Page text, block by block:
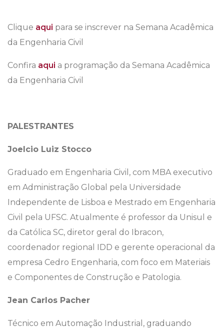
Clique aqui para se inscrever na Semana Acadêmica
da Engenharia Civil
Confira aqui a programação da Semana Acadêmica
da Engenharia Civil
PALESTRANTES
Joelcio Luiz Stocco
Graduado em Engenharia Civil, com MBA executivo
em Administração Global pela Universidade
Independente de Lisboa e Mestrado em Engenharia
Civil pela UFSC. Atualmente é professor da Unisul e
da Católica SC, diretor geral do Ibracon,
coordenador regional IDD e gerente operacional da
empresa Cedro Engenharia, com foco em Materiais
e Componentes de Construção e Patologia.
Jean Carlos Pacher
Técnico em Automação Industrial, graduando